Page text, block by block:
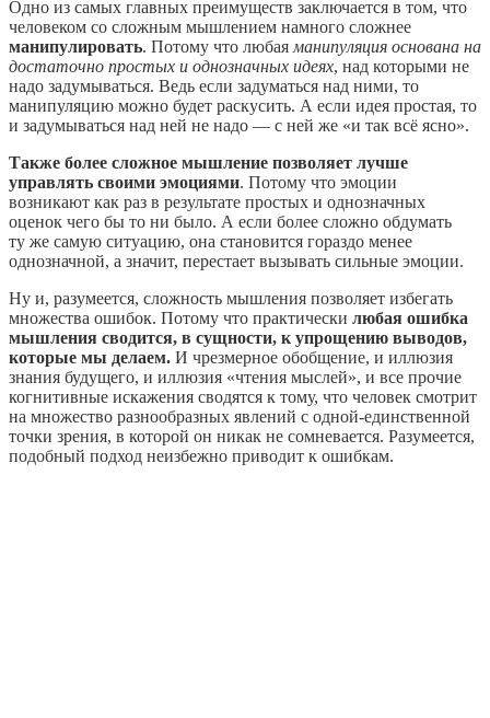
Одно из самых главных преимуществ заключается в том, что
человеком со сложным мышлением намного сложнее
манипулировать. Потому что любая манипуляция основана на
достаточно простых и однозначных идеях, над которыми не
надо задумываться. Ведь если задуматься над ними, то
манипуляцию можно будет раскусить. А если идея простая, то
и задумываться над ней не надо — с ней же «и так всё ясно».
Также более сложное мышление позволяет лучше
управлять своими эмоциями. Потому что эмоции
возникают как раз в результате простых и однозначных
оценок чего бы то ни было. А если более сложно обдумать
ту же самую ситуацию, она становится гораздо менее
однозначной, а значит, перестает вызывать сильные эмоции.
Ну и, разумеется, сложность мышления позволяет избегать
множества ошибок. Потому что практически любая ошибка
мышления сводится, в сущности, к упрощению выводов,
которые мы делаем. И чрезмерное обобщение, и иллюзия
знания будущего, и иллюзия «чтения мыслей», и все прочие
когнитивные искажения сводятся к тому, что человек смотрит
на множество разнообразных явлений с одной-единственной
точки зрения, в которой он никак не сомневается. Разумеется,
подобный подход неизбежно приводит к ошибкам.